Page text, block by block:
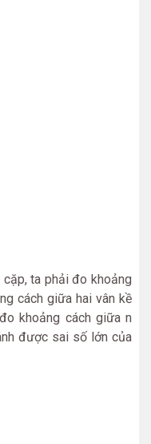
ta phải đo khoảng
cách giữa hai vân kề
khoảng cách giữa n
được sai số lớn của